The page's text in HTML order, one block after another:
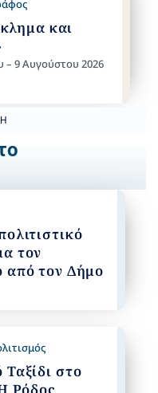
και
– 9 Αυγούστου 2026
τον
από τον Δήμο
στο
Ρόδος